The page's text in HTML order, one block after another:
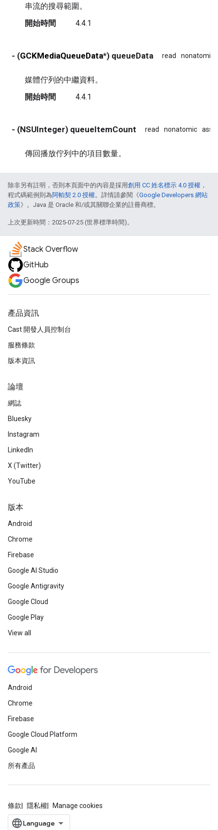
串流的搜尋範圍。
開始時間
4.4.1
- (GCKMediaQueueData*) queueData read nonatomic
媒體佇列的中繼資料。
開始時間
4.4.1
- (NSUInteger) queueItemCount read nonatomic
傳回播放佇列中的項目數量。
除非另有註明，否則本頁面中的內容是採用創用 CC 姓名標示 4.0 授權 ，
程式碼範例則為阿帕契 2.0 授權。詳情請參閱《Google Developers 網站
政策》。Java 是 Oracle 和/或其關聯企業的註冊商標。
上次更新時間：2025-07-25 (世界標準時間)。
Stack Overflow
GitHub
Google Groups
產品資訊
Cast 開發人員控制台
服務條款
版本資訊
論壇
網誌
Bluesky
Instagram
LinkedIn
X (Twitter)
YouTube
版本
Android
Chrome
Firebase
Google AI Studio
Google Antigravity
Google Cloud
Google Play
View all
Android
Chrome
Firebase
Google Cloud Platform
Google AI
所有產品
條款 隱私權 Manage cookies